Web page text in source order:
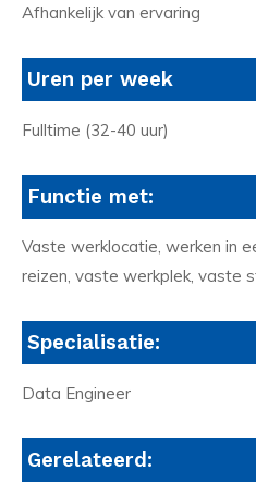
Afhankelijk van ervaring
Uren per week
Fulltime (32-40 uur)
Functie met:
Vaste werklocatie, werken in
reizen, vaste werkplek, vaste
Specialisatie:
Data Engineer
Gerelateerd: